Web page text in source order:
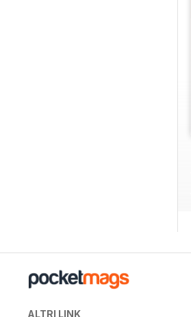
ALTRI LINK